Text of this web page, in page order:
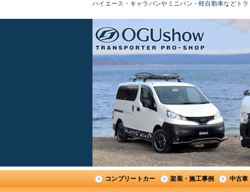
ハイエース・キャラバンやミニバン・軽自動車などト
コンプリートカー 架装・施工事例 中古車